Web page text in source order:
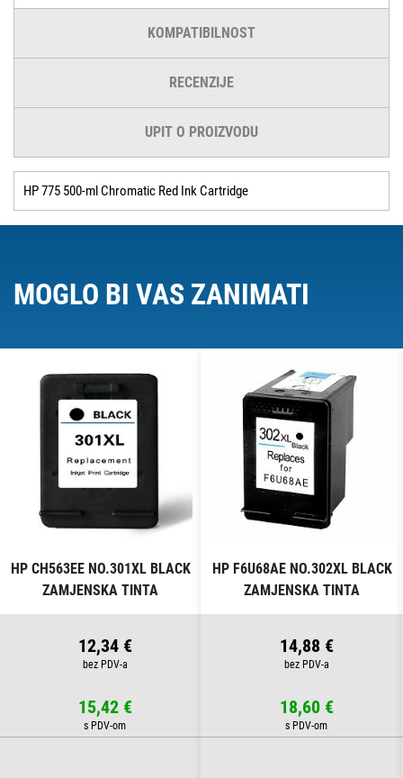
KOMPATIBILNOST
RECENZIJE
UPIT O PROIZVODU
HP 775 500-ml Chromatic Red Ink Cartridge
MOGLO BI VAS ZANIMATI
HP CH563EE NO.301XL BLACK
ZAMJENSKA TINTA
12,34 €
15,42 €
HP F6U68AE NO.302XL BLACK
ZAMJENSKA TINTA
14,88 €
18,60 €